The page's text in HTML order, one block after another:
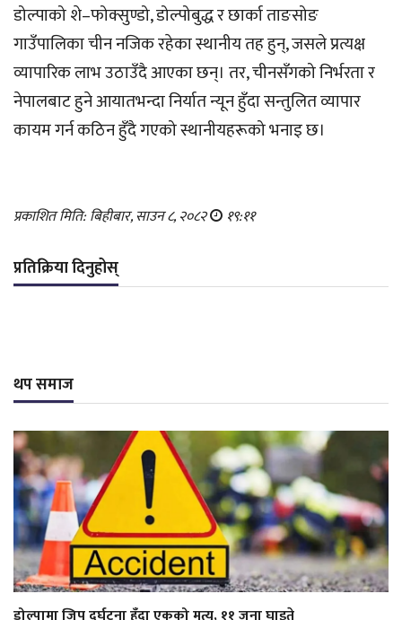
डोल्पाको शे–फोक्सुण्डो, डोल्पोबुद्ध र छार्का ताङसोङ
गाउँपालिका चीन नजिक रहेका स्थानीय तह हुन्, जसले प्रत्यक्ष
व्यापारिक लाभ उठाउँदै आएका छन्। तर, चीनसँगको निर्भरता र
नेपालबाट हुने आयातभन्दा निर्यात न्यून हुँदा सन्तुलित व्यापार
कायम गर्न कठिन हुँदै गएको स्थानीयहरूको भनाइ छ।
प्रकाशित मिति: बिहीबार, साउन ८, २०८२ १९:११
प्रतिक्रिया दिनुहोस्
थप समाज